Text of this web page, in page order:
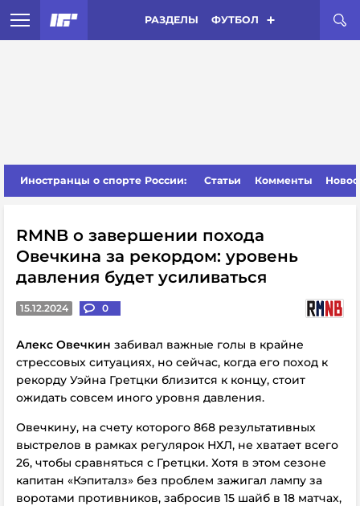
РАЗДЕЛЫ ФУТБОЛ
Иностранцы о спорте России: Статьи Комменты
RMNB о завершении похода
Овечкина за рекордом: уровень
давления будет усиливаться
15.12.2024 0
Алекс Овечкин забивал важные голы в крайне
стрессовых ситуациях, но сейчас, когда его поход к
рекорду Уэйна Гретцки близится к концу, стоит
ожидать совсем иного уровня давления.
Овечкину, на счету которого 868 результативных
выстрелов в рамках регулярок НХЛ, не хватает всего
26, чтобы сравняться с Гретцки. Хотя в этом сезоне
капитан «Кэпиталз» без проблем зажигал лампу за
воротами противников, забросив 15 шайб в 18 матчах,